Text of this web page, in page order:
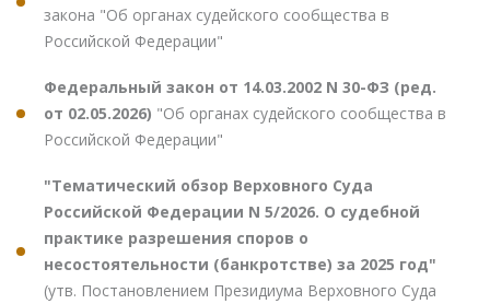
закона "Об органах судейского сообщества в
Российской Федерации"
Федеральный закон от 14.03.2002 N 30-ФЗ (ред.
от 02.05.2026) "Об органах судейского сообщества в
Российской Федерации"
"Тематический обзор Верховного Суда
Российской Федерации N 5/2026. О судебной
практике разрешения споров о
несостоятельности (банкротстве) за 2025 год"
(утв. Постановлением Президиума Верховного Суда